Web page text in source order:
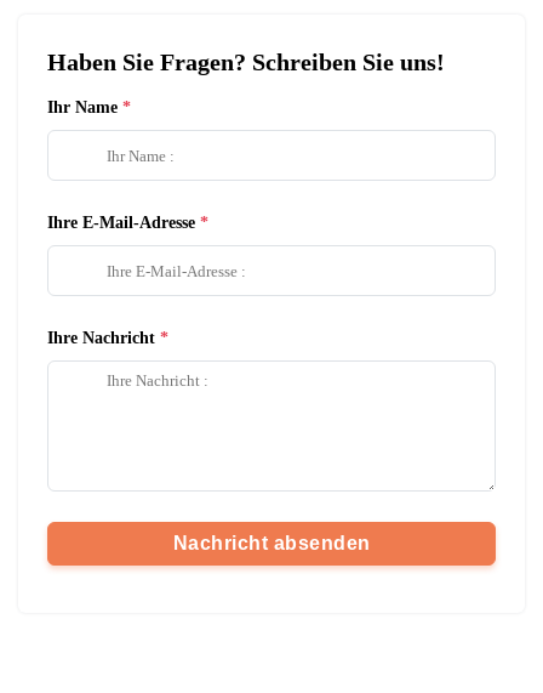
Haben Sie Fragen? Schreiben Sie uns!
Ihr Name
Ihre E-Mail-Adresse
Ihre Nachricht
Nachricht absenden